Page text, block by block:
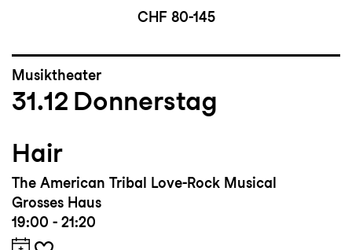
CHF 80-145
Musiktheater
31.12 Donnerstag
Hair
The American Tribal Love-Rock Musical
Grosses Haus
19:00 - 21:20